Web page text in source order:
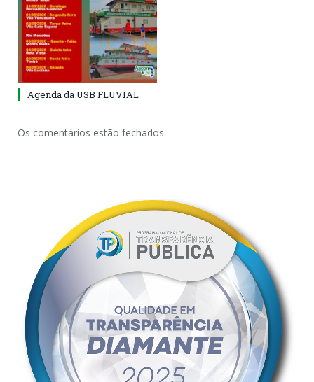
Agenda da USB FLUVIAL
Os comentários estão fechados.